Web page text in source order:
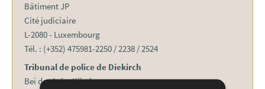
Bâtiment JP
Cité judiciaire
L-2080 - Luxembourg
Tél. : (+352) 475981-2250 / 2238 / 2524
Tribunal de police de Diekirch
Bei der Aaler Kiirch